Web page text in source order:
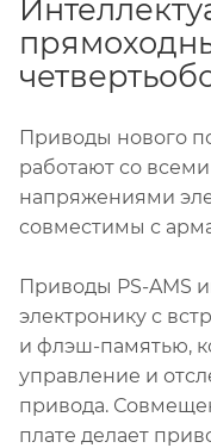
Приводы нового
работают со
напряжениями
совместимы с
Приводы PS-AMS
электронику с
и флэш-памятью,
управление и
привода.
плате делает